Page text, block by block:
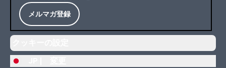
メルマガ登録